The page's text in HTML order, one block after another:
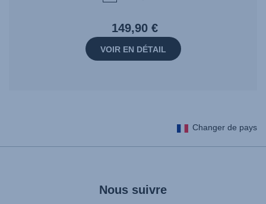
149,90 €
VOIR EN DÉTAIL
Changer de pays
Nous suivre